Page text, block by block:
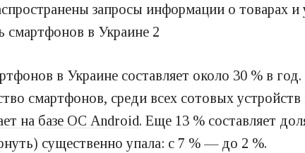
запросы информации о товарах и
в Украине составляет около 30 % в
смартфонов, среди всех сотовых
на базе ОС Android. Еще 13 % составляет
существенно упала: с 7 % — до 2 %.